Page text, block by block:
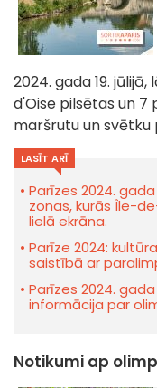
2024. gada 19.
d'Oise pilsētas un 7
maršrutu un svētku
LASĪT ARĪ
Parīzes 2024.
zonas, kurās Île-
lielā ekrāna.
Parīze 2024:
saistībā ar
Parīzes 2024.
informācija par
Notikumi ap